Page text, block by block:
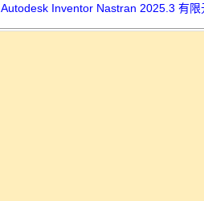
Autodesk Inventor Nastran 2025.3 有